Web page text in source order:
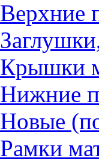
Верхние
Крышки
Нижние
Новые
Рамки